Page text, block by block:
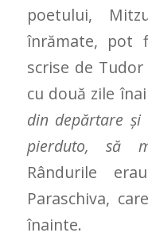
poetului,
înrămate, pot
scrise de
cu două zile
din depărtare şi
pierduto, să
Rândurile
Paraschiva,
înainte.